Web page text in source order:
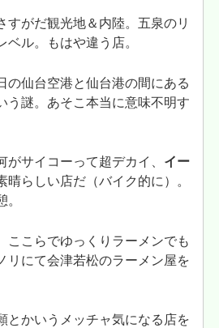
すがだ観光地＆内陸。五泉のリ
ベル。もはや違う店。
の仙台空港と仙台港の間にある
う謎。あそこ本当に意味不明す
がサイコーって超デカイ、 イー
晴らしい店だ（バイク的に）。
ここらでゆっくりラーメンでも
リにて会津若松のラーメン屋を
とかいうメッチャ気になる店を